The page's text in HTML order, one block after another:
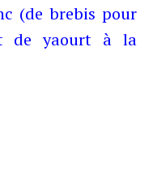
(de brebis pour
de yaourt à la